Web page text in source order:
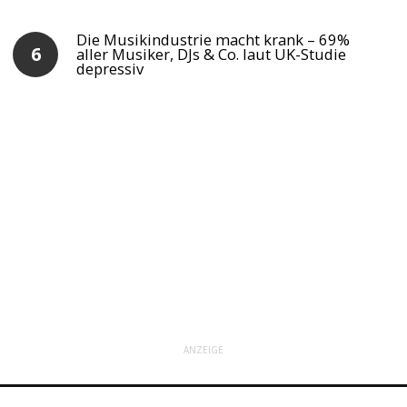
Die Musikindustrie macht krank – 69%
aller Musiker, DJs & Co. laut UK-Studie
depressiv
ANZEIGE